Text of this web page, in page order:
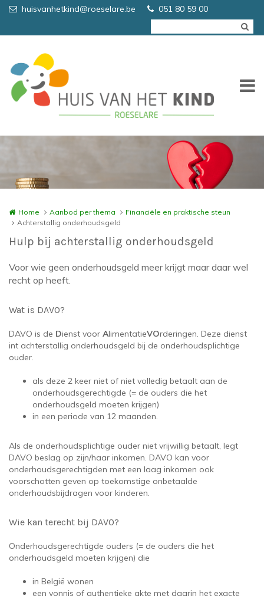
Overslaan en naar de inhoud gaan
huisvanhetkind@roeselare.be 051 80 59 00
Home Aanbod per thema
Financiële en praktische steun
Achterstallig onderhoudsgeld
Hulp bij achterstallig onderhoudsgeld
Voor wie geen onderhoudsgeld meer krijgt maar daar wel
recht op heeft.
Wat is DAVO?
DAVO is de Dienst voor AlimentatieVOrderingen. Deze dienst
int achterstallig onderhoudsgeld bij de onderhoudsplichtige
ouder.
als deze 2 keer niet of niet volledig betaalt aan de
onderhoudsgerechtigde (= de ouders die het
onderhoudsgeld moeten krijgen)
in een periode van 12 maanden.
Als de onderhoudsplichtige ouder niet vrijwillig betaalt, legt
DAVO beslag op zijn/haar inkomen. DAVO kan voor
onderhoudsgerechtigden met een laag inkomen ook
voorschotten geven op toekomstige onbetaalde
onderhoudsbijdragen voor kinderen.
Wie kan terecht bij DAVO?
Onderhoudsgerechtigde ouders (= de ouders die het
onderhoudsgeld moeten krijgen) die
in België wonen
een vonnis of authentieke akte met daarin het exacte